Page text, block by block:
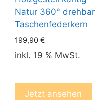
Natur 360° drehbar
Taschenfederkern
199,90 €
inkl. 19 % MwSt.
Jetzt ansehen